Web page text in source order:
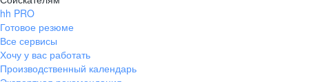
hh PRO
Готовое резюме
Все сервисы
Хочу у вас работать
Производственный календарь